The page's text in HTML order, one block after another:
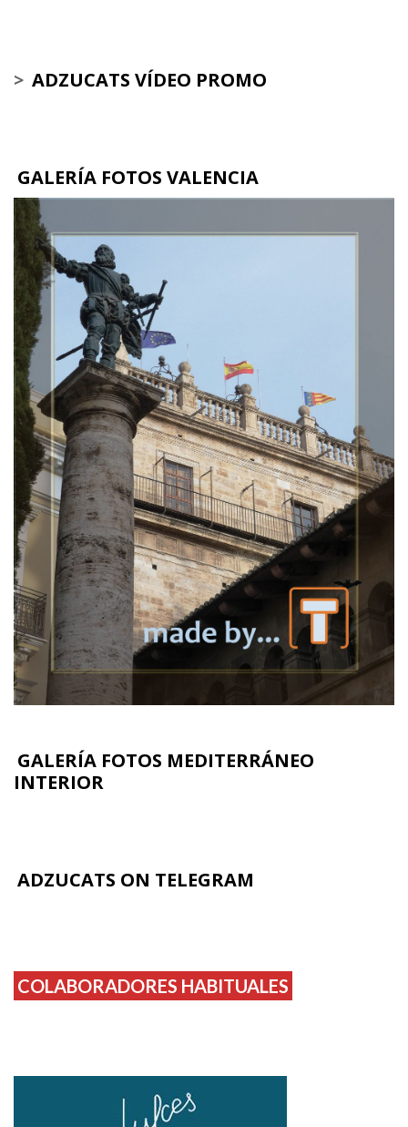
> ADZUCATS VÍDEO PROMO
GALERÍA FOTOS VALENCIA
GALERÍA FOTOS MEDITERRÁNEO
INTERIOR
ADZUCATS ON TELEGRAM
COLABORADORES HABITUALES